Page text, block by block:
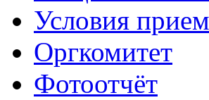
Условия
Оргкомитет
Фотоотчёт